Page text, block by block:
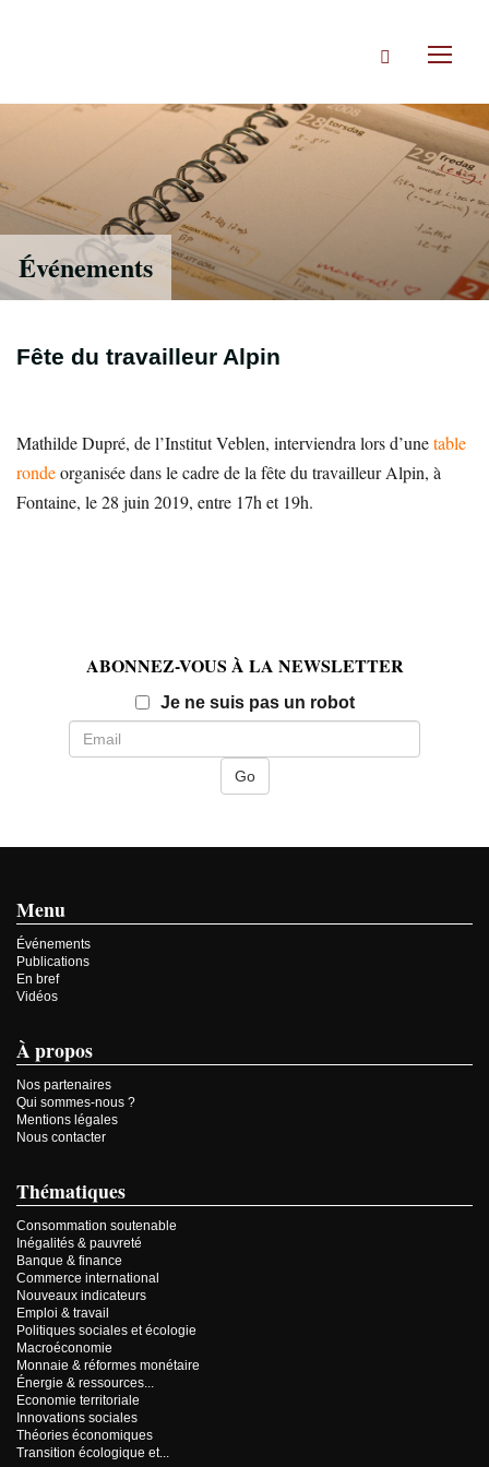
Rechercher
Événements
Fête du travailleur Alpin
Mathilde Dupré, de l’Institut Veblen, interviendra lors d’unetable
rondeorganisée dans le cadre de la fête du travailleur Alpin, à
Fontaine, le 28 juin 2019, entre 17h et 19h.
ABONNEZ-VOUS À LA NEWSLETTER
Je ne suis pas un robotEmail
Menu
Événements
Publications
En bref
Vidéos
À propos
Nos partenaires
Qui sommes-nous ?
Mentions légales
Nous contacter
Thématiques
Consommation soutenable
Inégalités & pauvreté
Banque & finance
Commerce international
Nouveaux indicateurs
Emploi & travail
Politiques sociales et écologie
Macroéconomie
Monnaie & réformes monétaire
Énergie & ressources...
Economie territoriale
Innovations sociales
Théories économiques
Transition écologique et...